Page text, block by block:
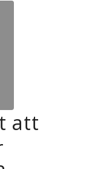
att